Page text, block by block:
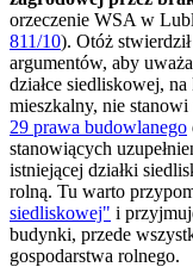
orzeczenie WSA w
811/10). Otóż
argumentów, aby
działce siedliskowej,
mieszkalny, nie
29 prawa budowlanego
stanowiących
istniejącej działki
rolną. Tu warto
siedliskowej" i
budynki, przede
gospodarstwa rolnego.